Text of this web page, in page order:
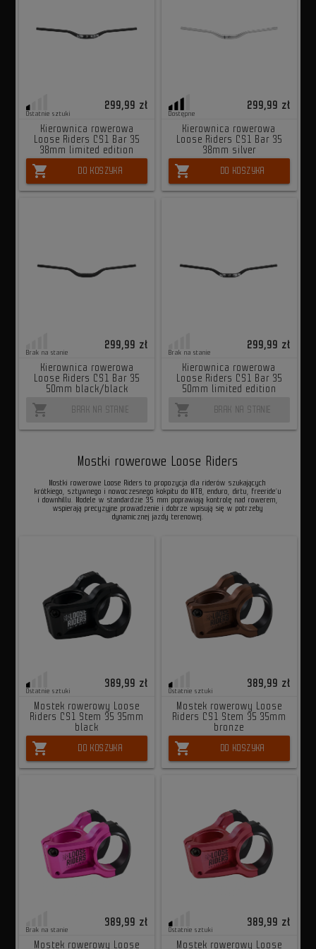
Ostatnie sztuki
299,99 zł
Kierownica rowerowa
Loose Riders CS1 Bar 35
38mm limited edition
shopping_cart DO KOSZYKA
Dostępne
299,99 zł
Kierownica rowerowa
Loose Riders CS1 Bar 35
38mm silver
shopping_cart DO KOSZYKA
Brak na stanie
299,99 zł
Kierownica rowerowa
Loose Riders CS1 Bar 35
50mm black/black
shopping_cart BRAK NA STANIE
Brak na stanie
299,99 zł
Kierownica rowerowa
Loose Riders CS1 Bar 35
50mm limited edition
shopping_cart BRAK NA STANIE
Mostki rowerowe Loose Riders
Mostki rowerowe Loose Riders to propozycja dla riderów szukających
krótkiego, sztywnego i nowoczesnego kokpitu do MTB, enduro, dirtu, freeride’u
i downhillu. Modele w standardzie 35 mm poprawiają kontrolę nad rowerem,
wspierają precyzyjne prowadzenie i dobrze wpisują się w potrzeby
dynamicznej jazdy terenowej.
Ostatnie sztuki
389,99 zł
Mostek rowerowy Loose
Riders CS1 Stem 35 35mm
black
shopping_cart DO KOSZYKA
Ostatnie sztuki
389,99 zł
Mostek rowerowy Loose
Riders CS1 Stem 35 35mm
bronze
shopping_cart DO KOSZYKA
Brak na stanie
389,99 zł
Mostek rowerowy Loose
Ostatnie sztuki
389,99 zł
Mostek rowerowy Loose